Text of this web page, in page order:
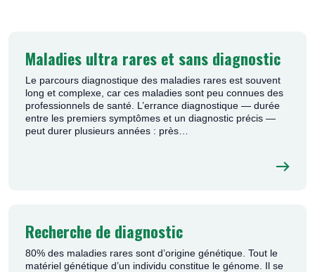
Maladies ultra rares et sans diagnostic
Le parcours diagnostique des maladies rares est souvent
long et complexe, car ces maladies sont peu connues des
professionnels de santé. L’errance diagnostique — durée
entre les premiers symptômes et un diagnostic précis —
peut durer plusieurs années : près…
Recherche de diagnostic
80% des maladies rares sont d’origine génétique. Tout le
matériel génétique d’un individu constitue le génome. Il se